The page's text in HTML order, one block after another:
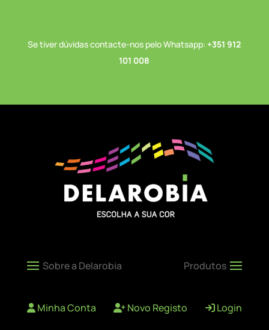
Se tiver dúvidas contacte-nos pelo Whatsapp: +351 912
101 008
Minha Conta Novo Registo Login